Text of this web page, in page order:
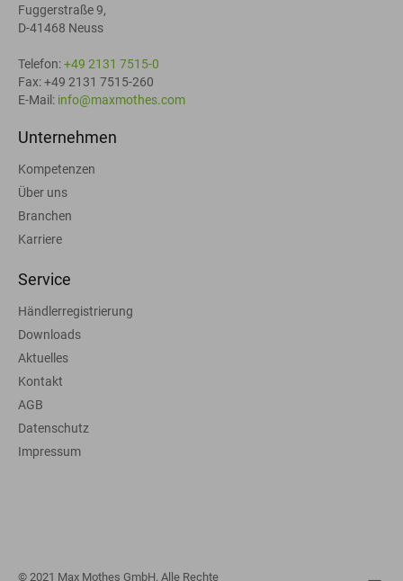
Fuggerstraße 9,
D-41468 Neuss
Telefon:+49 2131 7515-0
Fax: +49 2131 7515-260
E-Mail: info@maxmothes.com
Unternehmen
Kompetenzen
Über uns
Branchen
Karriere
Service
Händlerregistrierung
Downloads
Aktuelles
Kontakt
AGB
Datenschutz
Impressum
© 2021 Max Mothes GmbH. Alle Rechte